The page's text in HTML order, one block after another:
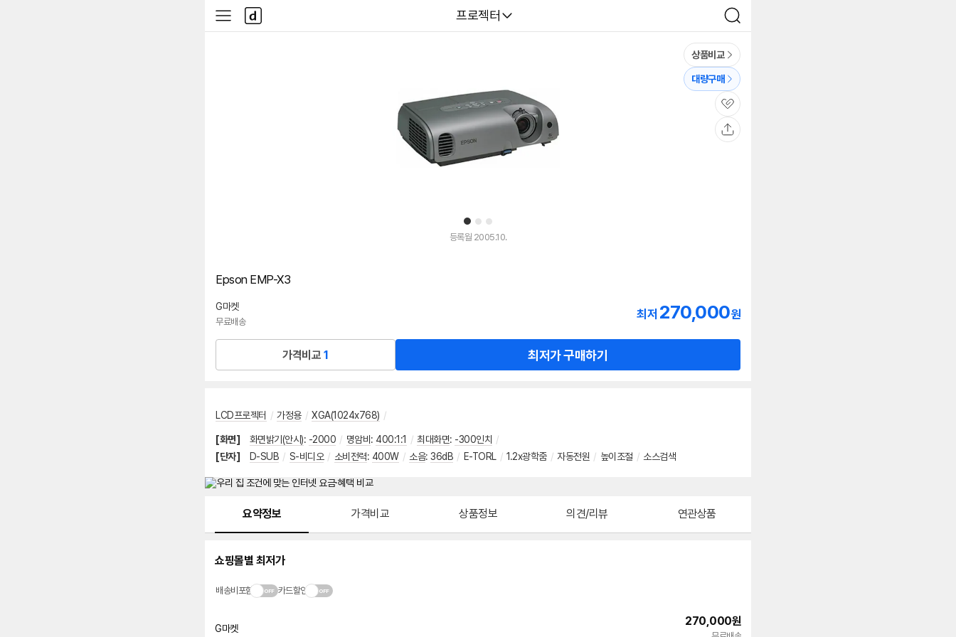
다나와
프로젝터
검
색
사
이
다
나
와
1 2 3
상품비교
대량구매
관
심
등록월 2005.10.
Epson EMP-X3
G마켓
무료배송
최저 270,000원
가격비교 1 최저가 구매하기
LCD프로젝터 / 가정용 / XGA(1024x768) /
[화면] 화면밝기(안시): -2000 / 명암비 : 400:1:1 / 최대화면: -300인치 /
[단자]
D-SUB / S-비디오 / 소비전력: 400W / 소음: 36dB / E-TORL / 1.2x광학줌 / 자동전원 / 높이조절 / 소스검색
요약정보 가격비교 상품정보 의견/리뷰 연관상품
쇼핑몰별 최저가
배송비포함 카드할인
G마켓
270,000원